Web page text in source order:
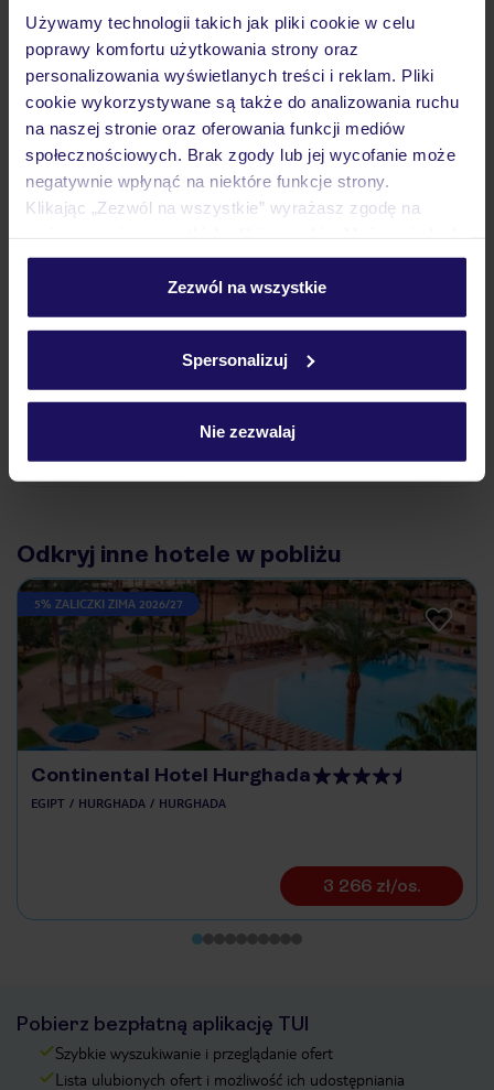
Używamy technologii takich jak pliki cookie w celu
poprawy komfortu użytkowania strony oraz
personalizowania wyświetlanych treści i reklam. Pliki
cookie wykorzystywane są także do analizowania ruchu
na naszej stronie oraz oferowania funkcji mediów
społecznościowych. Brak zgody lub jej wycofanie może
negatywnie wpłynąć na niektóre funkcje strony.
Klikając „Zezwól na wszystkie” wyrażasz zgodę na
personalizować swój wybór wchodząc w zakładkę
Szczegółowe informacje o plikach cookie znajdziesz
Zezwól na wszystkie
Spersonalizuj
Nie zezwalaj
Wyżywienie
Atrakcje
Ważne informacje
Często zadawane pytania
Jak zmienić uczestników/osobę zgłaszającą?
Czy w Hotelu będzie przedstawiciel TUI?
pokładowe/bilety lotnicze?
Zobacz więcej
Odkryj inne hotele w pobliżu
5% ZALICZKI ZIMA 2026/27
Continental Hotel Hurghada
EGIPT HURGHADA HURGHADA
3 266 zł/os.
Pobierz bezpłatną aplikację TUI
Szybkie wyszukiwanie i przeglądanie ofert
Lista ulubionych ofert i możliwość ich udostępniania